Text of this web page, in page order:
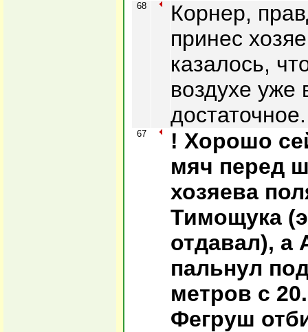
68
Корнер,
принес
казалось,
воздухе уже
достаточное.
67
! Хорошо
мяч перед
хозяева
Тимощука
отдавал), а
пальнул
метров с
Фегруш